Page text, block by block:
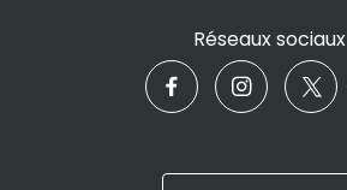
Réseaux sociaux